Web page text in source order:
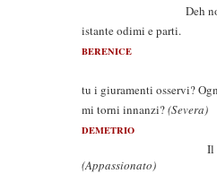
Deh non
istante odimi e parti.
BERENICE
In
tu i giuramenti osservi?
mi torni innanzi?(Severa)
DEMETRIO
Il mio
(Appassionato)